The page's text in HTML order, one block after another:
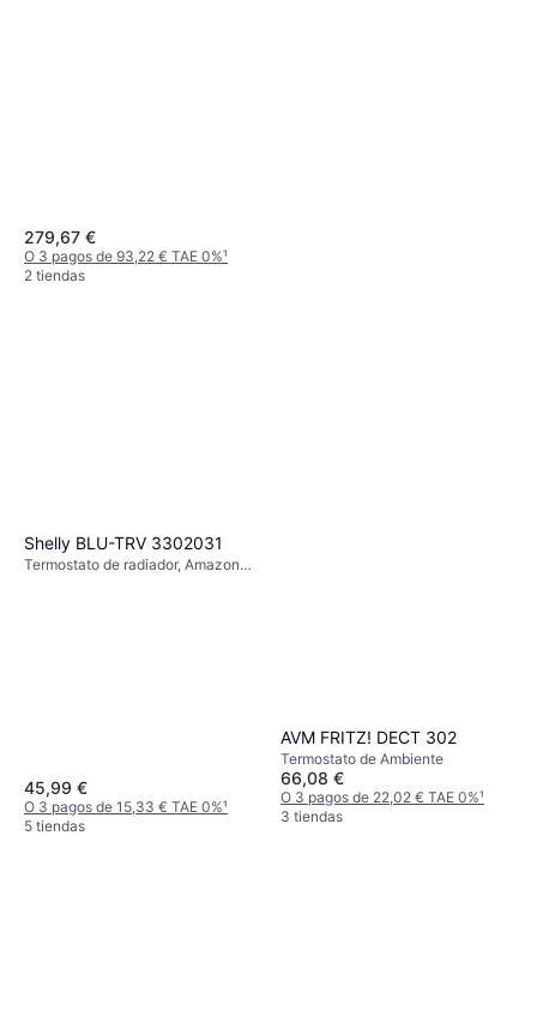
279,67 €
O 3 pagos de 93,22 € TAE 0%¹
2 tiendas
Shelly BLU-TRV 3302031
Termostato de radiador, Amazon
45,99 €
O 3 pagos de 15,33 € TAE 0%¹
5 tiendas
AVM FRITZ! DECT 302
Termostato de Ambiente
66,08 €
O 3 pagos de 22,02 € TAE 0%¹
3 tiendas